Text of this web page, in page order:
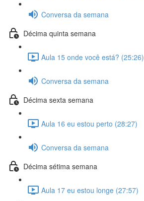
Conversa da semana
Décima quinta semana
Aula 15 onde você está? (25:26)
Conversa da semana
Décima sexta semana
Aula 16 eu estou perto (28:27)
Conversa da semana
Décima sétima semana
Aula 17 eu estou longe (27:57)